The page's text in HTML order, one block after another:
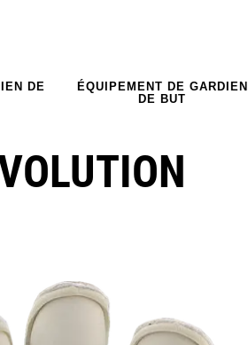
DE
ÉQUIPEMENT DE GARDIEN
DE BUT